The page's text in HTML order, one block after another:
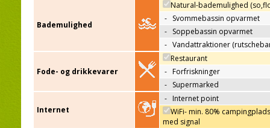
Bademulighed
Natural-bademulighed
- Svommebassin opvarmet
- Soppebassin opvarmet
- Vandattraktioner
Fode- og drikkevarer
Restaurant
- Forfriskninger
- Supermarked
Internet
- Internet point
WiFi- min. 80%
med signal